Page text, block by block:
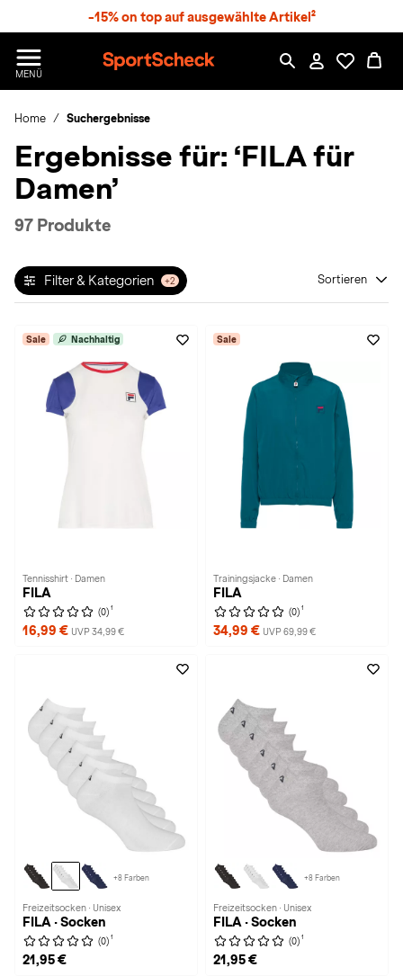
-15% on top auf ausgewählte Artikel²
MENÜ
p
r
S
h
c
Home Suchergebnisse
Ergebnisse für: ‘FILA für
Damen’
97 Produkte
Filter & Kategorien +2 Sortieren
Sale Nachhaltig
Tennisshirt · Damen
FILA
(0) 1
16,99 € UVP 34,99 €
Sale
Trainingsjacke · Damen
FILA
(0) 1
34,99 € UVP 69,99 €
+8 Farben
Freizeitsocken · Unisex
FILA · Socken
(0) 1
21,95 €
+8 Farben
Freizeitsocken · Unisex
FILA · Socken
(0) 1
21,95 €